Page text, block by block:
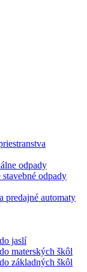
odpady
odpady
predajné automaty
jaslí
materských škôl
základných škôl